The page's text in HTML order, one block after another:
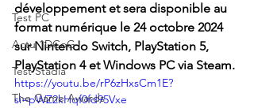
Test PC
Actu 1DCoG
Test Stadia
The Game Awards
développement et sera disponible au
format numérique le 24 octobre 2024
sur Nintendo Switch, PlayStation 5,
PlayStation 4 et Windows PC via Steam.
https://youtu.be/rP6zHxsCm1E?
si=pWZ2kHqf0fd95Vxe